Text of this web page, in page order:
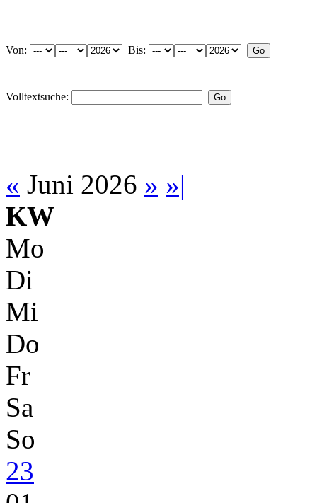
Von: Bis:
Volltextsuche:
« Juni 2026 » »|
KW
Mo
Di
Mi
Do
Fr
Sa
So
23